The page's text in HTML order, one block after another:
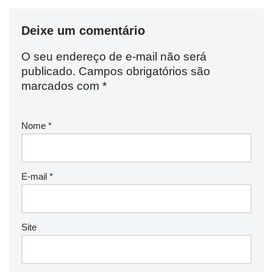
Deixe um comentário
O seu endereço de e-mail não será
publicado. Campos obrigatórios são
marcados com *
Nome *
E-mail *
Site